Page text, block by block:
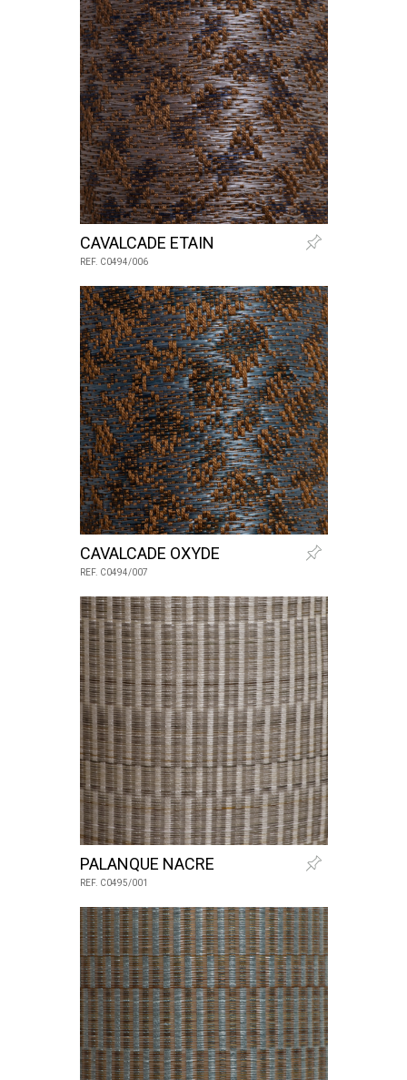
CAVALCADE ETAIN
REF. C0494/006
CAVALCADE OXYDE
REF. C0494/007
PALANQUE NACRE
REF. C0495/001